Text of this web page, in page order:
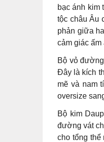
bạc ánh kim
tộc châu Âu
phản giữa
cảm giác ấm
Bộ vỏ
Đây là kích
mẽ và nam
oversize
Bộ kim
đường vát
cho tổng